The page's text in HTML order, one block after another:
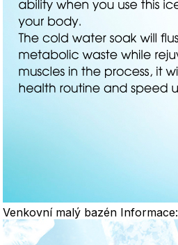
Venkovní malý bazén Informace: